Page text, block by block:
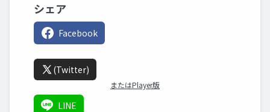
シェア
Facebook
(Twitter)
またはPlayer版
LINE